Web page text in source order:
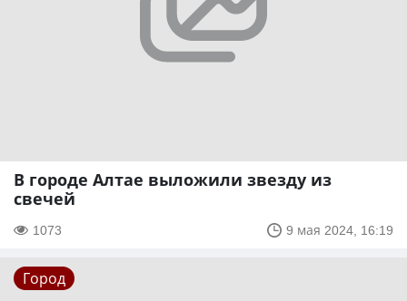
В городе Алтае выложили звезду из
свечей
1073 9 мая 2024, 16:19
Город